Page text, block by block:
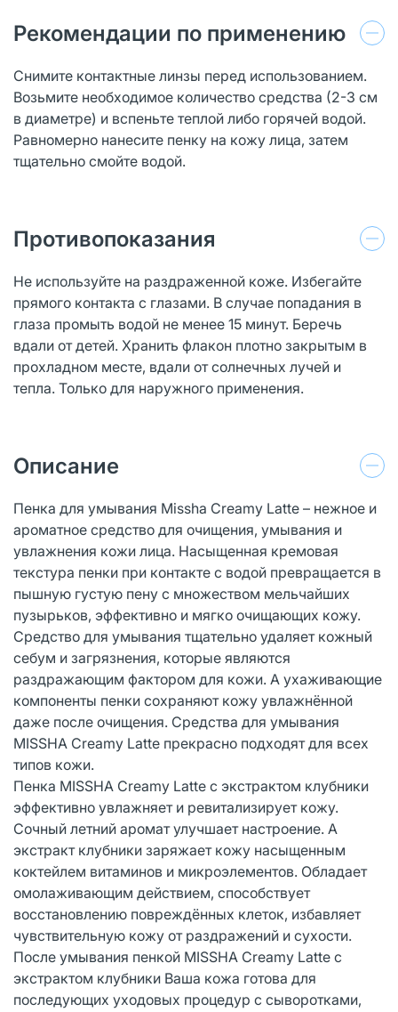
Рекомендации по применению
Снимите контактные линзы перед использованием.
Возьмите необходимое количество средства (2-3 см
в диаметре) и вспеньте теплой либо горячей водой.
Равномерно нанесите пенку на кожу лица, затем
тщательно смойте водой.
Противопоказания
Не используйте на раздраженной коже. Избегайте
прямого контакта с глазами. В случае попадания в
глаза промыть водой не менее 15 минут. Беречь
вдали от детей. Хранить флакон плотно закрытым в
прохладном месте, вдали от солнечных лучей и
тепла. Только для наружного применения.
Описание
Пенка для умывания Missha Creamy Latte – нежное и
ароматное средство для очищения, умывания и
увлажнения кожи лица. Насыщенная кремовая
текстура пенки при контакте с водой превращается в
пышную густую пену с множеством мельчайших
пузырьков, эффективно и мягко очищающих кожу.
Средство для умывания тщательно удаляет кожный
себум и загрязнения, которые являются
раздражающим фактором для кожи. А ухаживающие
компоненты пенки сохраняют кожу увлажнённой
даже после очищения. Средства для умывания
MISSHA Creamy Latte прекрасно подходят для всех
типов кожи.
Пенка MISSHA Creamy Latte с экстрактом клубники
эффективно увлажняет и ревитализирует кожу.
Сочный летний аромат улучшает настроение. А
экстракт клубники заряжает кожу насыщенным
коктейлем витаминов и микроэлементов. Обладает
омолаживающим действием, способствует
восстановлению повреждённых клеток, избавляет
чувствительную кожу от раздражений и сухости.
После умывания пенкой MISSHA Creamy Latte с
экстрактом клубники Ваша кожа готова для
последующих уходовых процедур с сыворотками,